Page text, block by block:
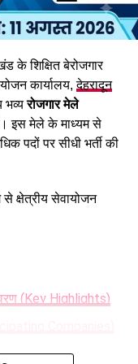
व्यैक्तिक सहायक,
पद, सहायक
हैं।
उपलब्धि
के शिक्षित बेरोजगार
कार्यालय,देहरादून
भव्यरोजगार मेले
इस मेले के माध्यम से
पदों पर सीधी भर्ती की
क्षेत्रीय सेवायोजन
(Key Highlights)
और पंजीकरण